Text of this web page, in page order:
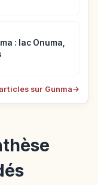
: lac Onuma,
sur Gunma→